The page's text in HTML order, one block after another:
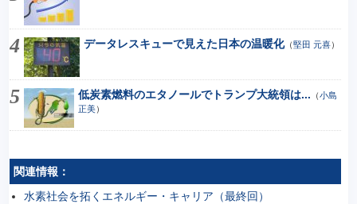
データレスキューで見えた日本の温暖化（堅田 元喜）
低炭素燃料のエタノールでトランプ大統領は... （小島
正美）
関連情報：
水素社会を拓くエネルギー・キャリア（最終回）